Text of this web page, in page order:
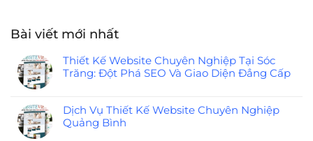
Bài viết mới nhất
Thiết Kế Website Chuyên Nghiệp Tại Sóc
Trăng: Đột Phá SEO Và Giao Diện Đẳng Cấp
Dịch Vụ Thiết Kế Website Chuyên Nghiệp
Quảng Bình